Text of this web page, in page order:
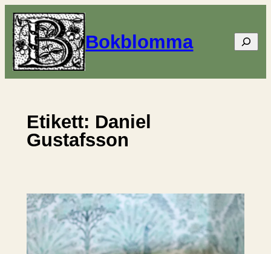
Hoppa
till
innehåll
Bokblomma Sök
Etikett: Daniel
Gustafsson